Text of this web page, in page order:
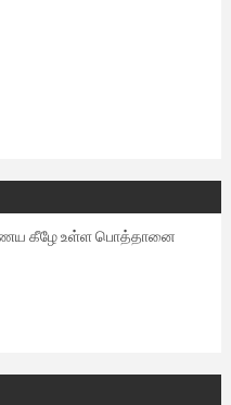
கீழே உள்ள பொத்தானை